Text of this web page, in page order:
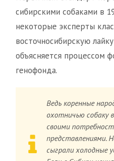
сибирскими собаками в
некоторые эксперты
восточносибирскую
объясняется процессом
генофонда.
Ведь коренные
охотничью собаку
своими
представлениями.
сыграли холодные